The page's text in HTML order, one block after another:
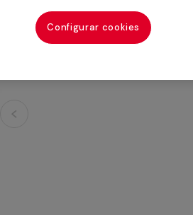
calentar sus hogares y negocios.
Utilizando el calor n...
Leer más
Configurar cookies